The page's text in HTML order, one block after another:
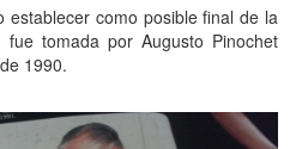
establecer como posible final de la
fue tomada por Augusto Pinochet
1990.